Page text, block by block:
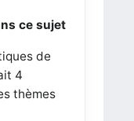
ce sujet
de
4
thèmes